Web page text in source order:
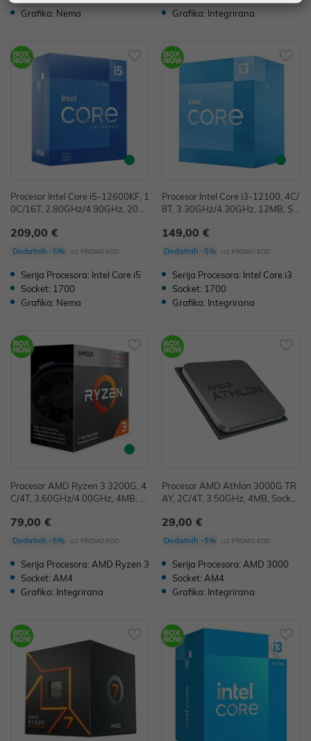
Grafika: Nema
Grafika: Integrirana
Procesor Intel Core i5-12600KF, 1
0C/16T, 2.80GHz/4.90GHz, 20M
KF
209,00 €
Dodatnih -5% uz PROMO KOD
Serija Procesora: Intel Core i5
Socket: 1700
Grafika: Nema
Procesor Intel Core i3-12100, 4C/
8T, 3.30GHz/4.30GHz, 12MB, So
149,00 €
Dodatnih -5% uz PROMO KOD
Serija Procesora: Intel Core i3
Socket: 1700
Grafika: Integrirana
Procesor AMD Ryzen 3 3200G, 4
C/4T, 3.60GHz/4.00GHz, 4MB, S
79,00 €
Dodatnih -5% uz PROMO KOD
Serija Procesora: AMD Ryzen 3
Socket: AM4
Grafika: Integrirana
Procesor AMD Athlon 3000G TR
AY, 2C/4T, 3.50GHz, 4MB, Socket
M2OFB
29,00 €
Dodatnih -5% uz PROMO KOD
Serija Procesora: AMD 3000
Socket: AM4
Grafika: Integrirana